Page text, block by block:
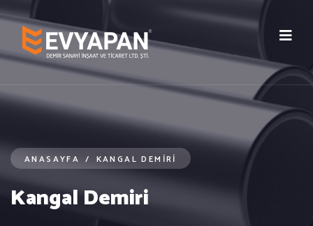
ANASAYFA / KANGAL DEMIRI
Kangal Demiri